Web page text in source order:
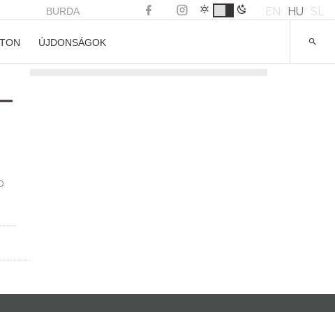
BURDA EN HU SL
ÚJDONSÁGOK